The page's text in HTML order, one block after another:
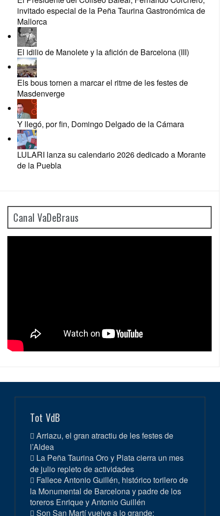
invitado especial de la Peña Taurina Gastronómica de
Mallorca
El idilio de Manolete y la afición de Barcelona (III)
Els bous tornen a marcar el ritme de les festes de
Masdenverge
Y llegó, por fin, Domingo Delgado de la Cámara
LULARI lanza su calendario 2026 dedicado a Morante
de la Puebla
Canal VaDeBraus
Tot VdB
Arriazu, el gran atractiu de les festes de
l’Aldea
La Peña Taurina Oro y Plata cierra un mes
de julio repleto de actividades
Fallece Antonio Guillén, histórico torilero de
la Monumental de Barcelona y padre de los
toreros Enrique y Antonio Guillén
Son San Martí vuelve a lo grande: